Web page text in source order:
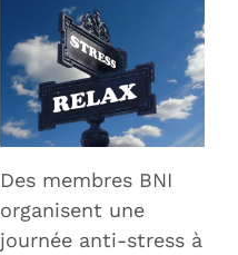
Des membres BNI
organisent une
journée anti-stress à